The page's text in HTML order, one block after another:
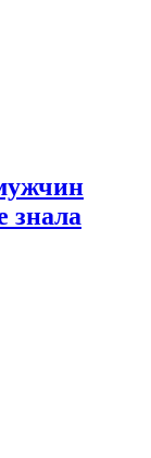
знала